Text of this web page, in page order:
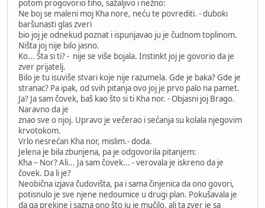
potom progovorio tiho, sažaljivo i nežno:
Ne boj se maleni moj Kha nore, neću te povrediti. - duboki
baršunasti glas zveri
bio joj je odnekud poznat i ispunjavao ju je čudnom toplinom.
Ništa joj nije bilo jasno.
Ko... Šta si ti? - nije se više bojala. Instinkt joj je govorio da je
zver prijatelj.
Bilo je tu isuviše stvari koje nije razumela. Gde je baka? Gde je
stranac? Pa ipak, od svih pitanja ovo joj je prvo palo na pamet.
Ja? Ja sam čovek, baš kao što si ti Kha nor. - Objasni joj Brago.
Naravno da je
znao sve o njoj. Upravo je večerao i sećanja su kolala njegovim
krvotokom.
Vrlo nesrećan Kha nor, mislim.- doda.
Jelena je bila zbunjena, pa je odgovorila pitanjem:
Kha – Nor? Ali... Ja sam čovek... - verovala je iskreno da je
čovek. Da li je?
Neobična izjava čudovišta, pa i sama činjenica da ono govori,
potisnulo je sve njene nedoumice u drugi plan. Pokušavala je
da ga prekine i sazna ono što ju je mučilo, ali ta zver je sa